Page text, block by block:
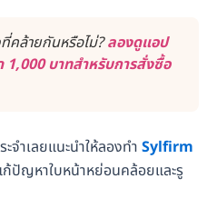
คล้ายกันหรือไม่?ลองดูแอป
บาทสำหรับการสั่งซื้อ
จำเลยแนะนำให้ลองทำ Sylfirm
ก้ปัญหาใบหน้าหย่อนคล้อยและรู